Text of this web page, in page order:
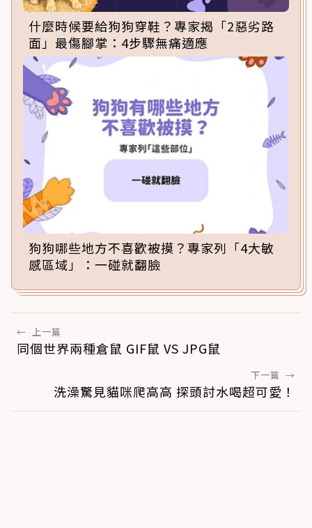
什麼時候要給狗狗穿鞋？專家揭「2惡劣路
面」最傷腳掌：4步驟無痛適應
狗狗哪些地方不喜歡被摸？專家列「4大敏
感區域」：一碰就翻臉
← 上一篇
同個世界兩種倉鼠 GIF鼠 VS JPG鼠
下一篇 →
洗澡驚見貓咪爬高高 探頭討水喝超可愛！